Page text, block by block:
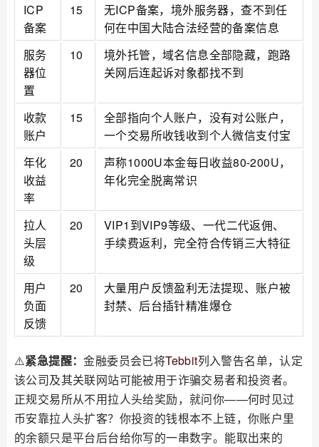
ICP
备案
15
无ICP备案，境外服务器，查不到任
何在中国大陆合法经营的备案信息
服务
器位
置
10
境外托管，域名信息全部隐藏，跑路
关网后连起诉对象都找不到
收款
账户
15
全部指向个人账户，没有对公账户，
一个交易所收钱收到个人微信支付宝
年化
收益
率
20
声称1000U本金每日收益80-200U，
年化完全脱离常识
拉人
头层
级
20
VIP1到VIP9等级、一代二代返佣、
手续费返利，完全符合传销三大特征
用户
负面
反馈
20
大量用户反馈盈利无法提现、账户被
封禁、后台插针精准爆仓
⚠️紧急提醒：金融委员会已将Tebbit列入警告名单，认定
该公司及其关联网站可能被用于诈骗交易者和投资者。
正规交易所从不用拉人头给奖励，就问你——何时见过
币安靠拉人头扩客？你投资的钱根本不上链，你账户里
的余额只是平台后台给你写的一串数字。能取出来的